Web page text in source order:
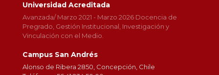
Universidad Acreditada
Avanzada/ Marzo 2021 - Marzo 2026 Docencia de
Pregrado, Gestión Institucional, Investigación y
Vinculación con el Medio.
Campus San Andrés
Alonso de Ribera 2850, Concepción, Chile